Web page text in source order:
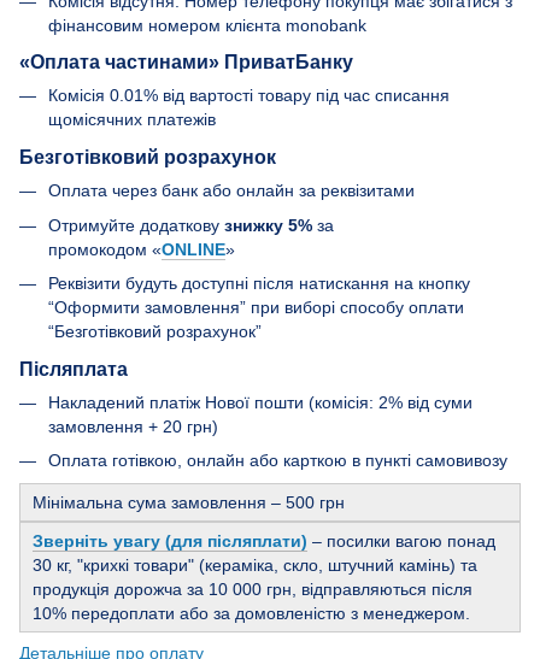
фінансовим номером клієнта monobank
«Оплата частинами» ПриватБанку
Комісія 0.01% від вартості товару під час списання
щомісячних платежів
Безготівковий розрахунок
Оплата через банк або онлайн за реквізитами
Отримуйте додаткову знижку 5% за
промокодом «ONLINE»
Реквізити будуть доступні після натискання на кнопку
“Оформити замовлення” при виборі способу оплати
“Безготівковий розрахунок”
Післяплата
Накладений платіж Нової пошти (комісія: 2% від суми
замовлення + 20 грн)
Оплата готівкою, онлайн або карткою в пункті самовивозу
Мінімальна сума замовлення – 500 грн
Зверніть увагу (для післяплати) – посилки вагою понад
30 кг, "крихкі товари" (кераміка, скло, штучний камінь) та
продукція дорожча за 10 000 грн, відправляються після
10% передоплати або за домовленістю з менеджером.
Детальніше про оплату